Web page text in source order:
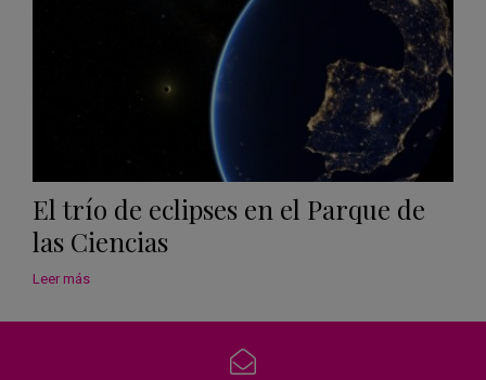
El trío de eclipses en el Parque de
las Ciencias
Leer más